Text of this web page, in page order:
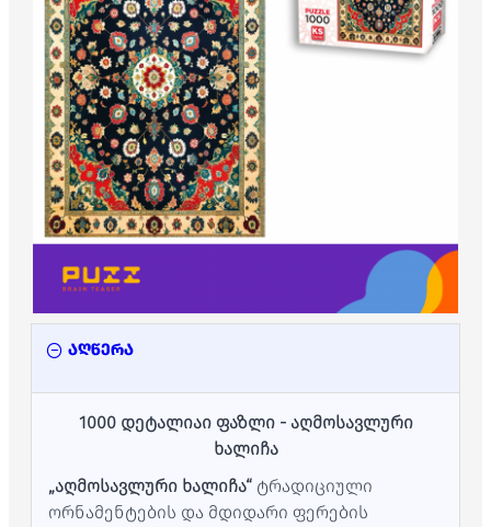
აღწერა
1000 დეტალიაი ფაზლი - აღმოსავლური
ხალიჩა
„აღმოსავლური ხალიჩა“ ტრადიციული
ორნამენტების და მდიდარი ფერების